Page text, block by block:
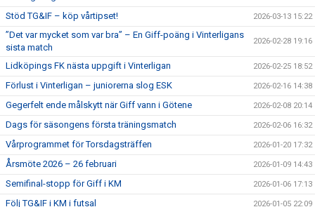
Stöd TG&IF – köp vårtipset! 2026-03-13 15:22
”Det var mycket som var bra” – En Giff-poäng i Vinterligans
sista match
2026-02-28 19:16
Lidköpings FK nästa uppgift i Vinterligan 2026-02-25 18:52
Förlust i Vinterligan – juniorerna slog ESK 2026-02-16 14:38
Gegerfelt ende målskytt när Giff vann i Götene 2026-02-08 20:14
Dags för säsongens första träningsmatch 2026-02-06 16:32
Vårprogrammet för Torsdagsträffen 2026-01-20 17:32
Årsmöte 2026 – 26 februari 2026-01-09 14:43
Semifinal-stopp för Giff i KM 2026-01-06 17:13
Följ TG&IF i KM i futsal 2026-01-05 22:09